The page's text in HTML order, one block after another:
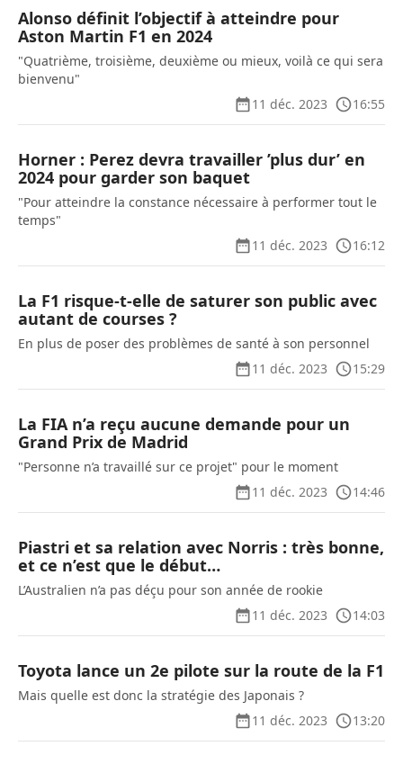
Alonso définit l’objectif à atteindre pour
Aston Martin F1 en 2024
"Quatrième, troisième, deuxième ou mieux, voilà ce qui sera
bienvenu"
11 déc. 2023
16:55
Horner : Perez devra travailler ’plus dur’ en
2024 pour garder son baquet
"Pour atteindre la constance nécessaire à performer tout le
temps"
11 déc. 2023
16:12
La F1 risque-t-elle de saturer son public avec
autant de courses ?
En plus de poser des problèmes de santé à son personnel
11 déc. 2023
15:29
La FIA n’a reçu aucune demande pour un
Grand Prix de Madrid
"Personne n’a travaillé sur ce projet" pour le moment
11 déc. 2023
14:46
Piastri et sa relation avec Norris : très bonne,
et ce n’est que le début…
L’Australien n’a pas déçu pour son année de rookie
11 déc. 2023
14:03
Toyota lance un 2e pilote sur la route de la F1
Mais quelle est donc la stratégie des Japonais ?
11 déc. 2023
13:20